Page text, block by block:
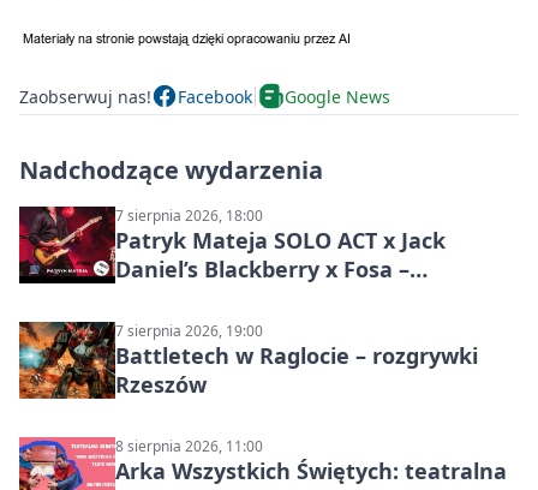
Zaobserwuj nas! Facebook Google News
Nadchodzące wydarzenia
7 sierpnia 2026, 18:00
Patryk Mateja SOLO ACT x Jack
Daniel’s Blackberry x Fosa –
7 sierpnia 2026, 19:00
Battletech w Raglocie – rozgrywki
Rzeszów
8 sierpnia 2026, 11:00
Arka Wszystkich Świętych: teatralna